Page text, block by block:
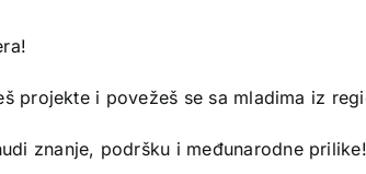
projekte i povežeš se sa mladima iz
znanje, podršku i međunarodne prilike!